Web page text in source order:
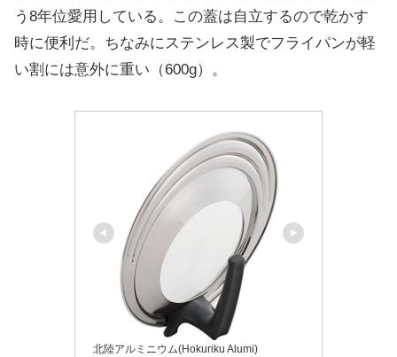
う8年位愛用している。この蓋は自立するので乾かす
時に便利だ。ちなみにステンレス製でフライパンが軽
い割には意外に重い（600g）。
北陸アルミニウム(Hokuriku Alumi)